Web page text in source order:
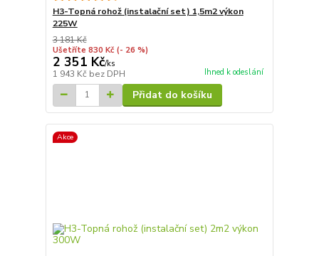
H3-Topná rohož (instalační set) 1,5m2 výkon
225W
3 181 Kč
Ušetříte 830 Kč (- 26 %)
2 351 Kč/ks
1 943 Kč bez DPH Ihned k odeslání
Přidat do košíku
Akce